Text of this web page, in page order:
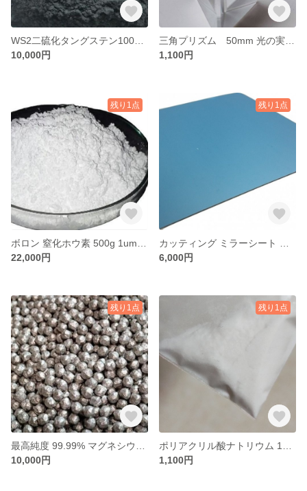
10,000円
1,100円
残り1点
22,000円
残り1点
6,000円
残り1点
10,000円
残り1点
1,100円